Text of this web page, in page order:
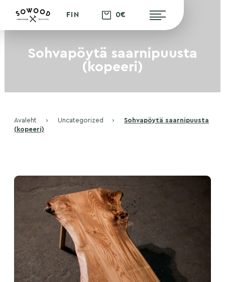
FIN 0€
Sohvapöytä saarnipuusta
(kopeeri)
Avaleht › Uncategorized ›
Sohvapöytä saarnipuusta
(kopeeri)